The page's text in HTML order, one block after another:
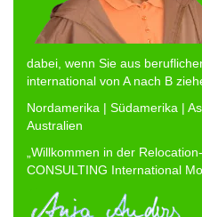
dabei, wenn Sie aus
international von A nach B
Nordamerika | Südamerika |
Australien
„Willkommen in der
CONSULTING International